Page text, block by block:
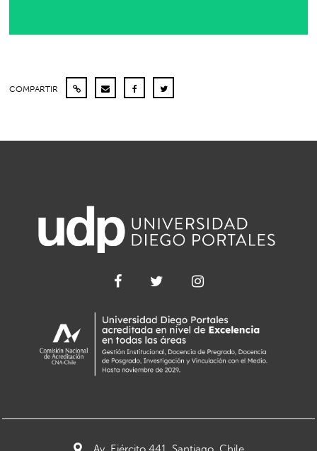
COMPARTIR